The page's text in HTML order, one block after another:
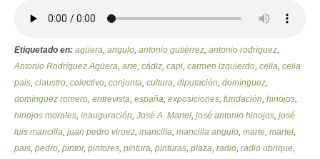
Etiquetado en: agüera, angulo, antonio gutiérrez, antonio rodríguez,
Antonio Rodríguez Agüera, arte, cádiz, capi, carmen izquierdo, celia, celia
pais, claustro, colectivo, conjunta, cultura, diputación, domínguez,
domínguez romero, entrevista, españa, exposiciones, fundación, hinojos,
hinojos morales, inauguración, José A. Martel, josé antonio hinojos, josé
luis mancilla, juan pedro viruez, mancilla, mancilla angulo, marte, martel,
pais, pedro, pintor, pintores, pintura, pinturas, plaza, radio, radio ubrique,